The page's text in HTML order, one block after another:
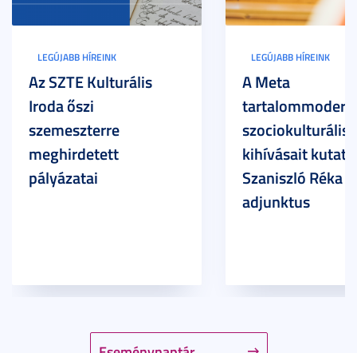
LEGÚJABB HÍREINK
Az SZTE Kulturális
Iroda őszi
szemeszterre
meghirdetett
pályázatai
LEGÚJABB HÍREINK
A Meta
szociokulturális
kihívásait
Szaniszló Réka
adjunktus